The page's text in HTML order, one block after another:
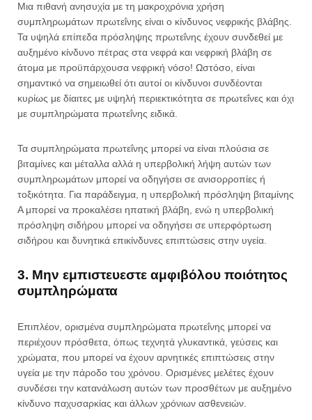
Μια πιθανή ανησυχία με τη μακροχρόνια χρήση
συμπληρωμάτων πρωτεΐνης είναι ο κίνδυνος νεφρικής βλάβης.
Τα υψηλά επίπεδα πρόσληψης πρωτεΐνης έχουν συνδεθεί με
αυξημένο κίνδυνο πέτρας στα νεφρά και νεφρική βλάβη σε
άτομα με προϋπάρχουσα νεφρική νόσο! Ωστόσο, είναι
σημαντικό να σημειωθεί ότι αυτοί οι κίνδυνοι συνδέονται
κυρίως με δίαιτες με υψηλή περιεκτικότητα σε πρωτεΐνες και όχι
με συμπληρώματα πρωτεΐνης ειδικά.
Τα συμπληρώματα πρωτεΐνης μπορεί να είναι πλούσια σε
βιταμίνες και μέταλλα αλλά η υπερβολική λήψη αυτών των
συμπληρωμάτων μπορεί να οδηγήσει σε ανισορροπίες ή
τοξικότητα. Για παράδειγμα, η υπερβολική πρόσληψη βιταμίνης
Α μπορεί να προκαλέσει ηπατική βλάβη, ενώ η υπερβολική
πρόσληψη σιδήρου μπορεί να οδηγήσει σε υπερφόρτωση
σιδήρου και δυνητικά επικίνδυνες επιπτώσεις στην υγεία.
3. Μην εμπιστευεστε αμφιβόλου ποιότητος
συμπληρώματα
Επιπλέον, ορισμένα συμπληρώματα πρωτεΐνης μπορεί να
περιέχουν πρόσθετα, όπως τεχνητά γλυκαντικά, γεύσεις και
χρώματα, που μπορεί να έχουν αρνητικές επιπτώσεις στην
υγεία με την πάροδο του χρόνου. Ορισμένες μελέτες έχουν
συνδέσει την κατανάλωση αυτών των προσθέτων με αυξημένο
κίνδυνο παχυσαρκίας και άλλων χρόνιων ασθενειών.